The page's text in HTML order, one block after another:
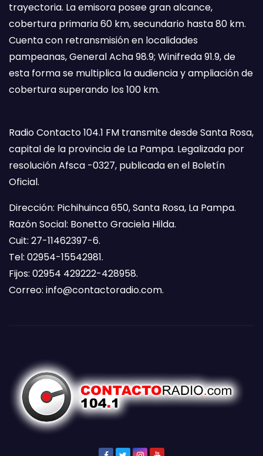
trayectoria. La emisora posee gran alcance,
cobertura primaria 60 km, secundario hasta 80 km.
Cuenta con retransmisión en localidades
pampeanas, General Acha 98.9; Winifreda 91.9, de
esta forma se multiplica la audiencia y ampliación de
cobertura superando los 100 km.
Radio Contacto 104.1 FM transmite desde Santa Rosa,
capital de la provincia de La Pampa. Legalizada por
resolución Afsca -0327, publicada en el Boletín
Oficial.
Dirección: Pichihuinca 650, Santa Rosa, La Pampa.
Razón Social: Bonetto Graciela Hilda.
Cuit: 27-11462397-6.
Tel: 02954-15542981.
Fijos: 02954 429222-428958.
Correo: info@contactoradio.com.